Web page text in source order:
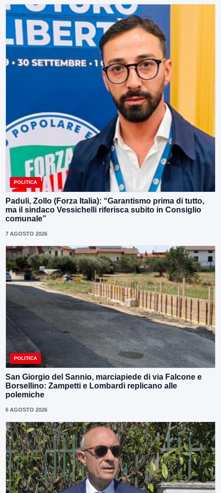
POLITICA
Paduli, Zollo (Forza Italia): “Garantismo prima di tutto,
ma il sindaco Vessichelli riferisca subito in Consiglio
comunale”
7 AGOSTO 2026
POLITICA
San Giorgio del Sannio, marciapiede di via Falcone e
Borsellino: Zampetti e Lombardi replicano alle
polemiche
6 AGOSTO 2026